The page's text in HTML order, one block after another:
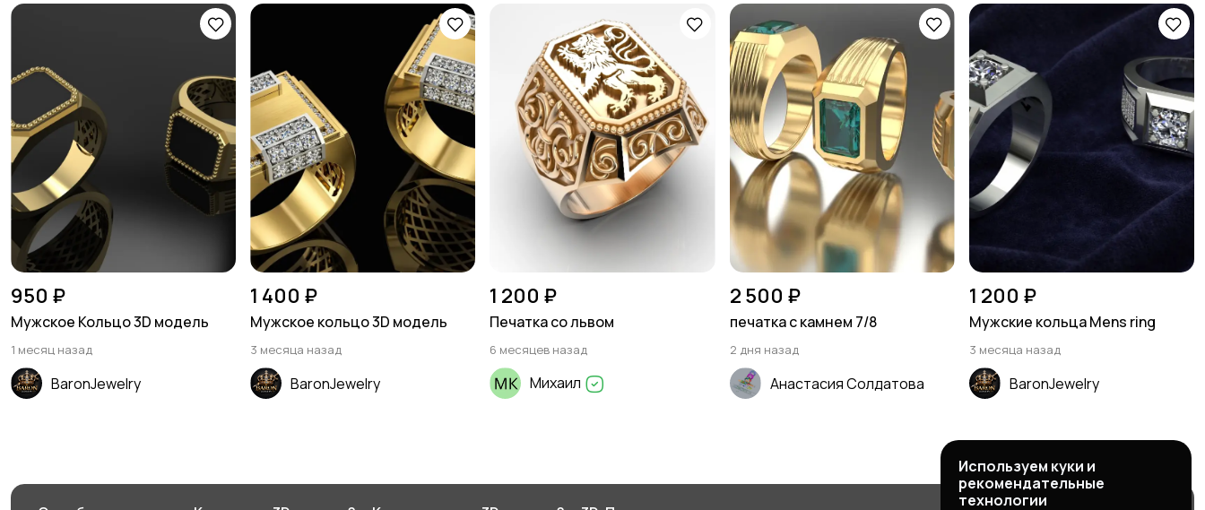
950 ₽
Мужское Кольцо 3D модель
1 месяц назад
BaronJewelry
1 400 ₽
Мужское кольцо 3D модель
3 месяца назад
BaronJewelry
1 200 ₽
Печатка со львом
6 месяцев назад
Михаил
2 500 ₽
печатка с камнем 7/8
2 дня назад
Анастасия Солдатова
1 200 ₽
Мужские кольца Mens ring
3 месяца назад
BaronJewelry
Используем куки и
рекомендательные
технологии